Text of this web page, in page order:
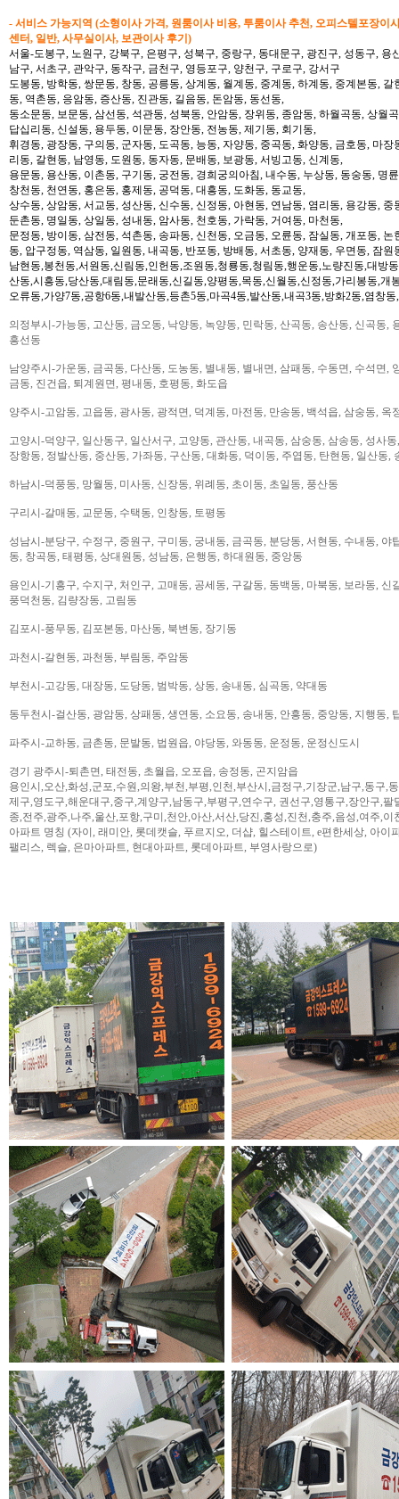
- 서비스 가능지역 (소형이사 가격, 원룸이사 비용, 투룸이사 추천, 오피스텔포장이
센터, 일반, 사무실이사, 보관이사 후기)
서울-도봉구, 노원구, 강북구, 은평구, 성북구, 중랑구, 동대문구, 광진구, 성동구,
남구, 서초구, 관악구, 동작구, 금천구, 영등포구, 양천구, 구로구, 강서구
도봉동, 방학동, 쌍문동, 창동, 공릉동, 상계동, 월계동, 중계동, 하계동, 중계본동,
동, 역촌동, 응암동, 증산동, 진관동, 길음동, 돈암동, 동선동,
동소문동, 보문동, 삼선동, 석관동, 성북동, 안암동, 장위동, 종암동, 하월곡동, 상월
답십리동, 신설동, 용두동, 이문동, 장안동, 전농동, 제기동, 회기동,
휘경동, 광장동, 구의동, 군자동, 도곡동, 능동, 자양동, 중곡동, 화양동, 금호동, 마
리동, 갈현동, 남영동, 도원동, 동자동, 문배동, 보광동, 서빙고동, 신계동,
용문동, 용산동, 이촌동, 구기동, 궁전동, 경희궁의아침, 내수동, 누상동, 동숭동, 명
창천동, 천연동, 홍은동, 홍제동, 공덕동, 대흥동, 도화동, 동교동,
상수동, 상암동, 서교동, 성산동, 신수동, 신정동, 아현동, 연남동, 염리동, 용강동,
둔촌동, 명일동, 상일동, 성내동, 암사동, 천호동, 가락동, 거여동, 마천동,
문정동, 방이동, 삼전동, 석촌동, 송파동, 신천동, 오금동, 오륜동, 잠실동, 개포동,
동, 압구정동, 역삼동, 일원동, 내곡동, 반포동, 방배동, 서초동, 양재동, 우면동, 잠원
남현동,봉천동,서원동,신림동,인헌동,조원동,청룡동,청림동,행운동,노량진동,대방
산동,시흥동,당산동,대림동,문래동,신길동,양평동,목동,신월동,신정동,가리봉동,개
오류동,가양7동,공항6동,내발산동,등촌5동,마곡4동,발산동,내곡3동,방화2동,염창동
의정부시-가능동, 고산동, 금오동, 낙양동, 녹양동, 민락동, 산곡동, 송산동, 신곡동,
흥선동
남양주시-가운동, 금곡동, 다산동, 도농동, 별내동, 별내면, 삼패동, 수동면, 수석면,
금동, 진건읍, 퇴계원면, 평내동, 호평동, 화도읍
양주시-고암동, 고읍동, 광사동, 광적면, 덕계동, 마전동, 만송동, 백석읍, 삼숭동, 옥
고양시-덕양구, 일산동구, 일산서구, 고양동, 관산동, 내곡동, 삼숭동, 삼송동, 성사
장항동, 정발산동, 중산동, 가좌동, 구산동, 대화동, 덕이동, 주엽동, 탄현동, 일산동,
하남시-덕풍동, 망월동, 미사동, 신장동, 위례동, 초이동, 초일동, 풍산동
구리시-갈매동, 교문동, 수택동, 인창동, 토평동
성남시-분당구, 수정구, 중원구, 구미동, 궁내동, 금곡동, 분당동, 서현동, 수내동,
동, 창곡동, 태평동, 상대원동, 성남동, 은행동, 하대원동, 중앙동
용인시-기흥구, 수지구, 처인구, 고매동, 공세동, 구갈동, 동백동, 마북동, 보라동,
풍덕천동, 김량장동, 고림동
김포시-풍무동, 김포본동, 마산동, 북변동, 장기동
과천시-갈현동, 과천동, 부림동, 주암동
부천시-고강동, 대장동, 도당동, 범박동, 상동, 송내동, 심곡동, 약대동
동두천시-걸산동, 광암동, 상패동, 생연동, 소요동, 송내동, 안흥동, 중앙동, 지행동,
파주시-교하동, 금촌동, 문발동, 법원읍, 야당동, 와동동, 운정동, 운정신도시
경기 광주시-퇴촌면, 태전동, 초월읍, 오포읍, 송정동, 곤지암읍
용인시,오산,화성,군포,수원,의왕,부천,부평,인천,부산시,금정구,기장군,남구,동구,
제구,영도구,해운대구,중구,계양구,남동구,부평구,연수구, 권선구,영통구,장안구,
종,전주,광주,나주,울산,포항,구미,천안,아산,서산,당진,홍성,진천,충주,음성,여주,이
아파트 명칭 (자이, 래미안, 롯데캣슬, 푸르지오, 더샵, 힐스테이트, e편한세상, 아이
팰리스, 렉슬, 은마아파트, 현대아파트, 롯데아파트, 부영사랑으로)